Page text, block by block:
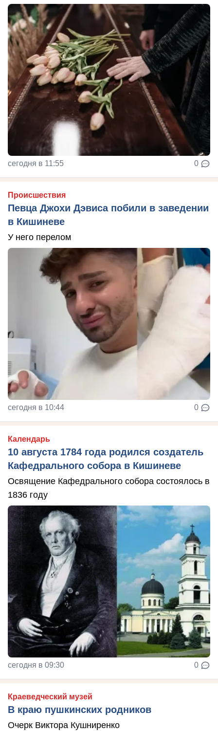
сегодня в 11:55 0
Происшествия
Певца Джохи Дэвиса побили в заведении
в Кишиневе
У него перелом
сегодня в 10:44 0
Календарь
10 августа 1784 года родился создатель
Кафедрального собора в Кишиневе
Освящение Кафедрального собора состоялось в
1836 году
сегодня в 09:30 0
Краеведческий музей
В краю пушкинских родников
Очерк Виктора Кушниренко